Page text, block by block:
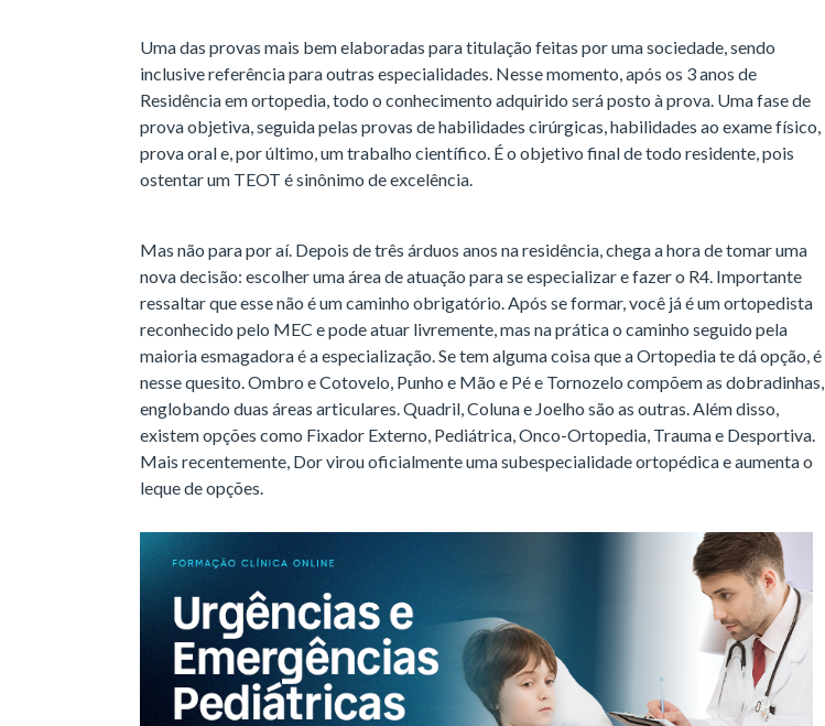
Uma das provas mais bem elaboradas para titulação feitas por uma sociedade, sendo
inclusive referência para outras especialidades. Nesse momento, após os 3 anos de
Residência em ortopedia, todo o conhecimento adquirido será posto à prova. Uma fase de
prova objetiva, seguida pelas provas de habilidades cirúrgicas, habilidades ao exame físico,
prova oral e, por último, um trabalho científico. É o objetivo final de todo residente, pois
ostentar um TEOT é sinônimo de excelência.
Mas não para por aí. Depois de três árduos anos na residência, chega a hora de tomar uma
nova decisão: escolher uma área de atuação para se especializar e fazer o R4. Importante
ressaltar que esse não é um caminho obrigatório. Após se formar, você já é um ortopedista
reconhecido pelo MEC e pode atuar livremente, mas na prática o caminho seguido pela
maioria esmagadora é a especialização. Se tem alguma coisa que a Ortopedia te dá opção, é
nesse quesito. Ombro e Cotovelo, Punho e Mão e Pé e Tornozelo compõem as dobradinhas,
englobando duas áreas articulares. Quadril, Coluna e Joelho são as outras. Além disso,
existem opções como Fixador Externo, Pediátrica, Onco-Ortopedia, Trauma e Desportiva.
Mais recentemente, Dor virou oficialmente uma subespecialidade ortopédica e aumenta o
leque de opções.